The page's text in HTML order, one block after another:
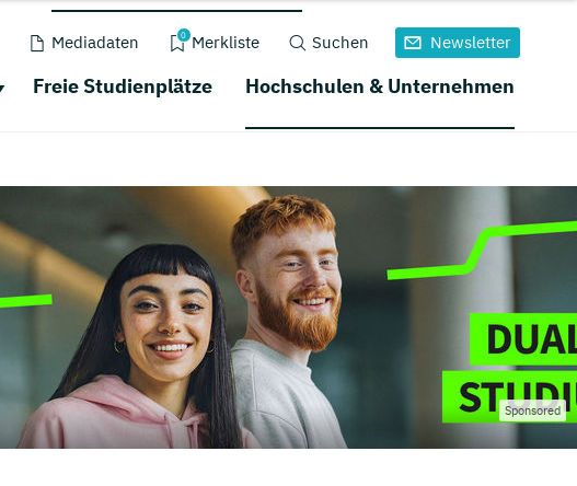
Mediadaten 0 Merkliste Suchen Newsletter
Freie Studienplätze Hochschulen & Unternehmen
Sponsored